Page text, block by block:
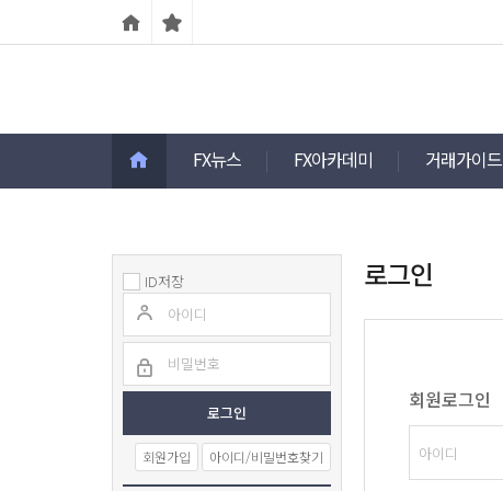
FX뉴스 FX아카데미 거래가이드
ID저장
회원가입 아이디/비밀번호찾기
로그인
회원로그인